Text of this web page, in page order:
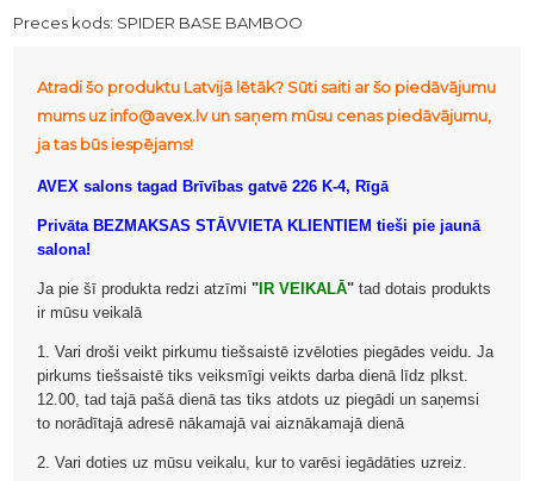
Preces kods: SPIDER BASE BAMBOO
Atradi šo produktu Latvijā lētāk? Sūti saiti ar šo piedāvājumu
mums uz info@avex.lv un saņem mūsu cenas piedāvājumu,
ja tas būs iespējams!
AVEX salons tagad Brīvības gatvē 226 K-4, Rīgā
Privāta BEZMAKSAS STĀVVIETA KLIENTIEM tieši pie jaunā
salona!
Ja pie šī produkta redzi atzīmi " IR VEIKALĀ" tad dotais produkts
ir mūsu veikalā
1. Vari droši veikt pirkumu tiešsaistē izvēloties piegādes veidu. Ja
pirkums tiešsaistē tiks veiksmīgi veikts darba dienā līdz plkst.
12.00, tad tajā pašā dienā tas tiks atdots uz piegādi un saņemsi
to norādītajā adresē nākamajā vai aiznākamajā dienā
2. Vari doties uz mūsu veikalu, kur to varēsi iegādāties uzreiz.